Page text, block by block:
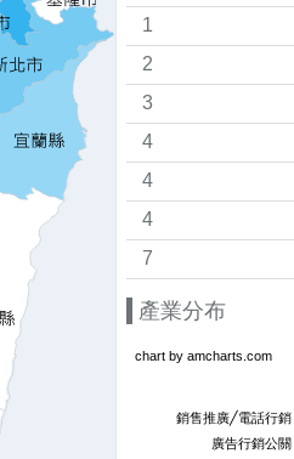
1
2
3
4
4
4
7
產業分布
銷售推廣╱電話行銷
廣告行銷公關
chart by amcharts.com